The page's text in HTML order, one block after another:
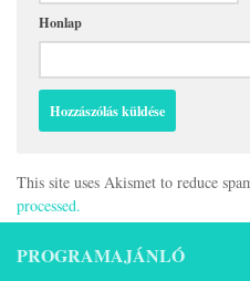
Honlap
This site uses Akismet to reduce
processed.
PROGRAMAJÁNLÓ